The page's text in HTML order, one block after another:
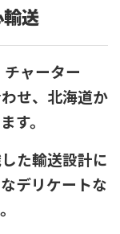
送
ャーター
せ、北海道か
す。
た輸送設計に
デリケートな